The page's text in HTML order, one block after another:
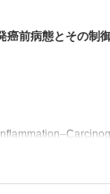
中排出機構の解明と
と前癌病変検出～認
環境における免疫制
した予防研究の最
盤とした膵癌予防医
前病態とその制